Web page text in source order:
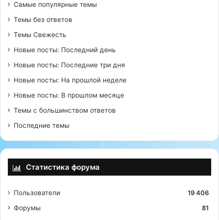
Самые популярные темы
Темы без ответов
Темы Свежесть
Новые посты: Последний день
Новые посты: Последние три дня
Новые посты: На прошлой неделе
Новые посты: В прошлом месяце
Темы с большинством ответов
Последние темы
Статистика форума
Пользователи
19 406
Форумы
81